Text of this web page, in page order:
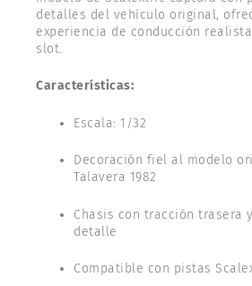
detalles del vehículo original,
experiencia de conducción
slot.
Características:
Escala: 1/32
Decoración fiel al modelo
Talavera 1982
Chasis con tracción trasera
detalle
Compatible con pistas